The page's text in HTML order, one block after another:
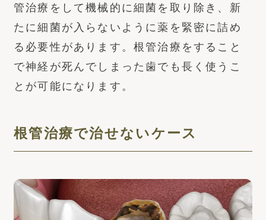
管治療をして機械的に細菌を取り除き、新
たに細菌が入らないように薬を緊密に詰め
る必要性があります。根管治療をすること
で神経が死んでしまった歯でも長く使うこ
とが可能になります。
根管治療で治せないケース